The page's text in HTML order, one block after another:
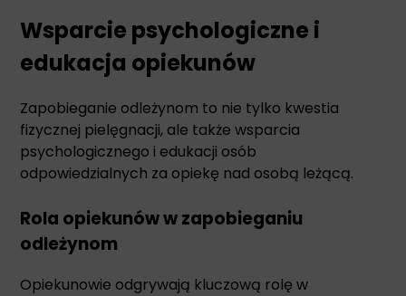
Wsparcie psychologiczne i
edukacja opiekunów
Zapobieganie odleżynom to nie tylko kwestia
fizycznej pielęgnacji, ale także wsparcia
psychologicznego i edukacji osób
odpowiedzialnych za opiekę nad osobą leżącą.
Rola opiekunów w zapobieganiu
odleżynom
Opiekunowie odgrywają kluczową rolę w